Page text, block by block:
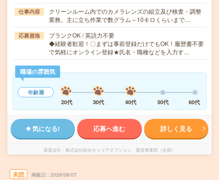
仕事内容
クリーンルーム内でのカメラレンズの組立及び検査・調整
業務。主に立ち作業で数グラム～10キロくらいまで…
応募資格
ブランクOK / 英語力不要
◆経験者歓迎！〇まずは事前登録だけでもOK！履歴書不要
で気軽にオンライン登録★氏名・職種などを入力す…
職場の雰囲気
年齢層
20代
30代 40代 50代 60代
気になる! 応募へ進む 詳しく見る
派遣会社 株式会社綜合キャリアオプション 製造事業部（全国）
未読 掲載日 2026/08/07